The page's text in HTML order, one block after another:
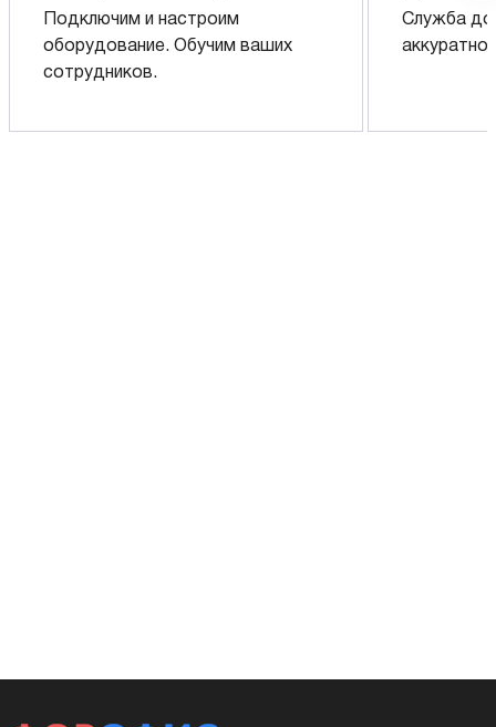
Подключим и настроим
оборудование. Обучим ваших
сотрудников.
Служба
аккуратно